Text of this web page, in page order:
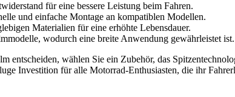
für eine bessere Leistung beim Fahren.
und einfache Montage an kompatiblen Modellen.
Materialien für eine erhöhte Lebensdauer.
wodurch eine breite Anwendung gewährleistet ist.
entscheiden, wählen Sie ein Zubehör, das
Investition für alle Motorrad-Enthusiasten, die ihr